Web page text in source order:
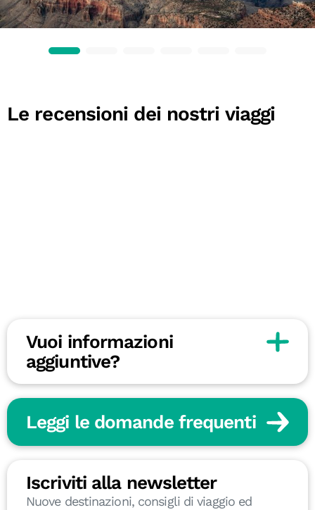
Le recensioni dei nostri viaggi
Vuoi informazioni
aggiuntive?
Leggi le domande frequenti
Iscriviti alla newsletter
Nuove destinazioni, consigli di viaggio ed